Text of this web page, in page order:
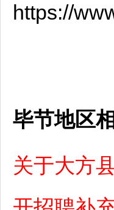
https://
毕节地区
关于大方